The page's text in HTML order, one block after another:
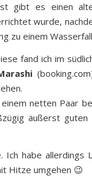
gibt es einen
wurde,
zu einem
fand ich im
netten Paar
äußerst guten
habe allerdings
Hitze umgehen 😉